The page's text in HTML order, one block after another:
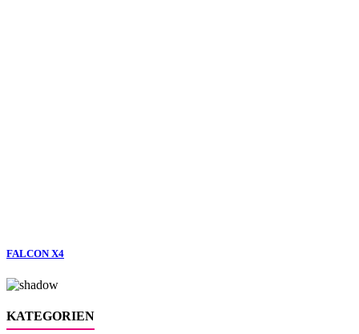
FALCON X4
KATEGORIEN